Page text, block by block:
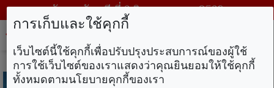
วันพฤหัสบดี ที่ 6 สิงหาคม พ.ศ. 2569
การเก็บและใช้คุกกี้
เว็บไซต์นี้ใช้คุกกี้เพื่อปรับปรุงประสบการณ์ของผู้ใช้
การใช้เว็บไซต์ของเราแสดงว่าคุณยินยอมให้ใช้คุกกี้
ทั้งหมดตามนโยบายคุกกี้ของเรา